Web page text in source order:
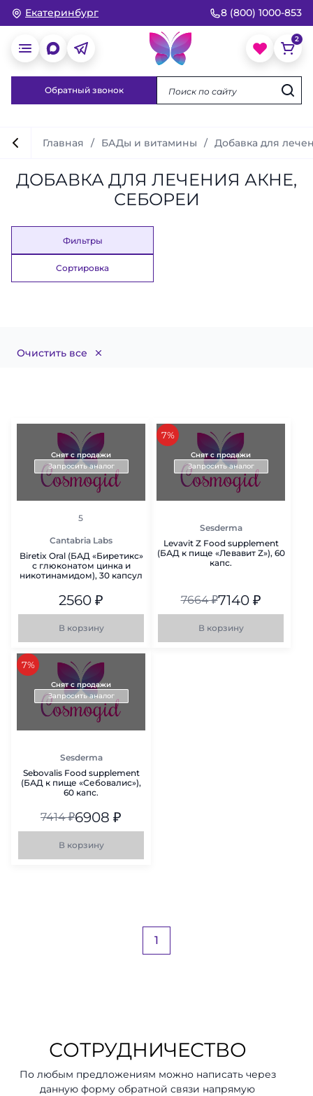
Екатеринбург 8 (800) 1000-853
Обратный звонок
Главная БАДы и витамины Добавка для
ДОБАВКА ДЛЯ ЛЕЧЕНИЯ АКНЕ,
СЕБОРЕИ
Фильтры
Сортировка
Очистить все
Снят с продажи
Запросить аналог
рейтинг
5
Cantabria Labs
Biretix Oral (БАД «Биретикс»
с глюконатом цинка и
никотинамидом), 30 капсул
2560 ₽
В корзину
Снят с продажи
Запросить аналог
скидка
7%
Sesderma
Levavit Z Food supplement
(БАД к пище «Левавит Z»), 60
капс.
7664₽7140₽
В корзину
Снят с продажи
Запросить аналог
скидка
7%
Sesderma
Sebovalis Food supplement
(БАД к пище «Себовалис»),
60 капс.
7414₽6908 ₽
В корзину
1
СОТРУДНИЧЕСТВО
По любым предложениям можно написать через
данную форму обратной связи напрямую